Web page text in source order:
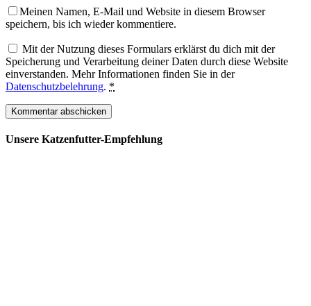
Meinen Namen, E-Mail und Website in diesem Browser
speichern, bis ich wieder kommentiere.
Mit der Nutzung dieses Formulars erklärst du dich mit der
Speicherung und Verarbeitung deiner Daten durch diese Website
einverstanden. Mehr Informationen finden Sie in der
Datenschutzbelehrung. *
Unsere Katzenfutter-Empfehlung